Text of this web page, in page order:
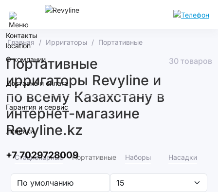
Контакты
О компании
Доставка и оплата
Гарантия и сервис
Линейки
+7 7029728009
Главная Ирригаторы Портативные
Портативные
ирригаторы Revyline и
по всему Казахстану в
интернет-магазине
Revyline.kz
30 товаров
Стационарные Портативные Наборы Насадки